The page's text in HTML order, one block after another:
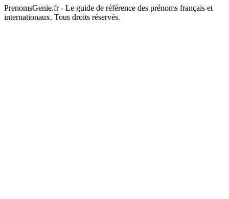
PrenomsGenie.fr - Le guide de référence des prénoms français et
internationaux. Tous droits réservés.